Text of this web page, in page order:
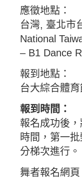
應徵地點：
台灣, 臺北市
National
– B1 Dance
報到地點：
台大綜合體
報到時間：
報名成功後
時間，第一
分梯次進行。
舞者報名網